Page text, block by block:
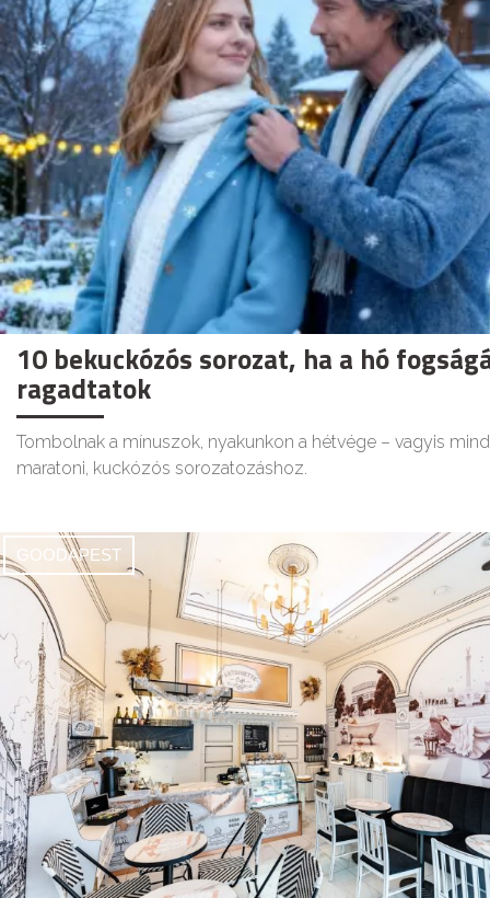
10 bekuckózós sorozat, ha a hó
ragadtatok
Tombolnak a mínuszok, nyakunkon a hétvége – vagyis
maratoni, kuckózós sorozatozáshoz.
GOODAPEST